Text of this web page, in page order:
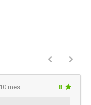
Hace 10 años y 10 meses 8